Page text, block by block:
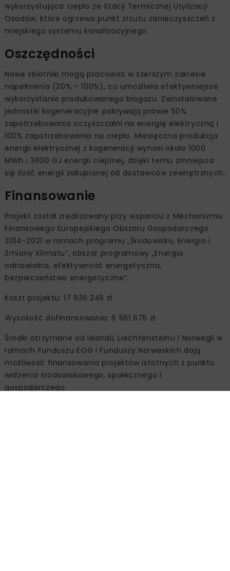
wykorzystująca ciepło ze Stacji Termicznej Utylizacji
Osadów, które ogrzewa punkt zrzutu zanieczyszczeń z
miejskiego systemu kanalizacyjnego.
Oszczędności
Nowe zbiorniki mogą pracować w szerszym zakresie
napełnienia (20% – 100%), co umożliwia efektywniejsze
wykorzystanie produkowanego biogazu. Zainstalowane
jednostki kogeneracyjne pokrywają prawie 50%
zapotrzebowania oczyszczalni na energię elektryczną i
100% zapotrzebowania na ciepło. Miesięczna produkcja
energii elektrycznej z kogeneracji wynosi około 1000
MWh i 3600 GJ energii cieplnej, dzięki temu zmniejsza
się ilość energii zakupionej od dostawców zewnętrznych.
Finansowanie
Projekt został zrealizowany przy wsparciu z Mechanizmu
Finansowego Europejskiego Obszaru Gospodarczego
2014-2021 w ramach programu „Środowisko, Energia i
Zmiany Klimatu”, obszar programowy „Energia
odnawialna, efektywność energetyczna,
bezpieczeństwo energetyczne”.
Koszt projektu: 17 935 245 zł
Wysokość dofinansowania: 6 561 675 zł
Środki otrzymane od Islandii, Liechtensteinu i Norwegii w
ramach Funduszu EOG i Funduszy Norweskich dają
możliwość finansowania projektów istotnych z punktu
widzenia środowiskowego, społecznego i
gospodarczego.